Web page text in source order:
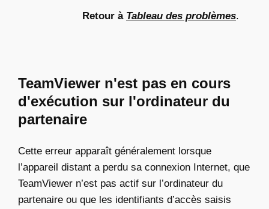
Retour à Tableau des problèmes.
TeamViewer n'est pas en cours
d'exécution sur l'ordinateur du
partenaire
Cette erreur apparaît généralement lorsque
l’appareil distant a perdu sa connexion Internet, que
TeamViewer n’est pas actif sur l’ordinateur du
partenaire ou que les identifiants d’accès saisis